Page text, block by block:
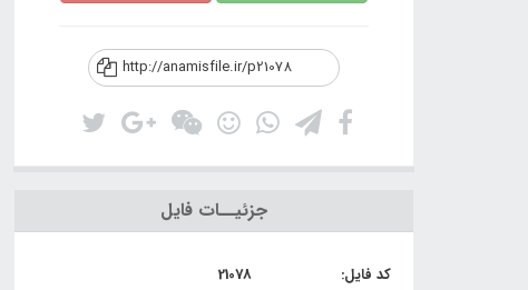
http://anamisfile.ir/p21078
جزئیــات فایل
کد فایل:
21078